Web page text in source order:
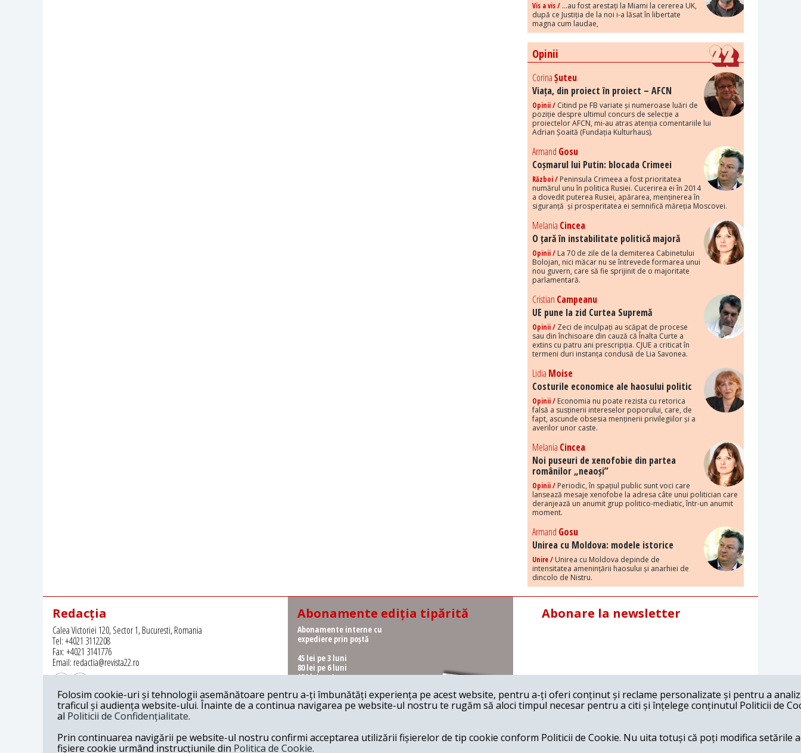
Vis a vis / ...au fost arestați la Miami la cererea UK,
după ce Justiția de la noi i-a lăsat în libertate
magna cum laudae,
Opinii
CorinaȘuteu
Viața, din proiect în proiect – AFCN
Opinii / Citind pe FB variate și numeroase luări de
poziție despre ultimul concurs de selecție a
proiectelor AFCN, mi-au atras atenția comentariile lui
Adrian Șoaită (Fundația Kulturhaus).
Armand Gosu
Coșmarul lui Putin: blocada Crimeei
Război / Peninsula Crimeea a fost prioritatea
numărul unu în politica Rusiei. Cucerirea ei în 2014
a dovedit puterea Rusiei, apărarea, menținerea în
siguranță și prosperitatea ei semnifică măreția Moscovei.
Melania Cincea
O țară în instabilitate politică majoră
Opinii / La 70 de zile de la demiterea Cabinetului
Bolojan, nici măcar nu se întrevede formarea unui
nou guvern, care să fie sprijinit de o majoritate
parlamentară.
Cristian Campeanu
UE pune la zid Curtea Supremă
Opinii / Zeci de inculpați au scăpat de procese
sau din închisoare din cauză că Înalta Curte a
extins cu patru ani prescripția. CJUE a criticat în
termeni duri instanța condusă de Lia Savonea.
Lidia Moise
Costurile economice ale haosului politic
Opinii / Economia nu poate rezista cu retorica
falsă a susținerii intereselor poporului, care, de
fapt, ascunde obsesia menținerii privilegiilor și a
averilor unor caste.
Melania Cincea
Noi puseuri de xenofobie din partea
românilor „neaoși”
Opinii / Periodic, în spațiul public sunt voci care
lansează mesaje xenofobe la adresa câte unui politician care
deranjează un anumit grup politico-mediatic, într-un anumit
moment.
Armand Gosu
Unirea cu Moldova: modele istorice
Unire / Unirea cu Moldova depinde de
intensitatea amenințării haosului și anarhiei de
dincolo de Nistru.
Redacția
Calea Victoriei 120, Sector 1, Bucuresti, Romania
Tel: +4021 3112208
Fax: +4021 3141776
Email: redactia@revista22.ro
Revista 22 este editata de
Abonamente ediția tipărită
Abonamente interne cu
expediere prin poștă
45 lei pe 3 luni
80 lei pe 6 luni
150 lei pe 1 an
Abonamente interne cu
ridicare de la redacție
62 lei pe 6 luni
115 lei pe 1 an
Abonare la newsletter
Folosim cookie-uri și tehnologii asemănătoare pentru a-ți îmbunătăți experiența pe acest website, pentru a-ți oferi conținut și reclame personalizate și pentru a
traficul și audiența website-ului. Înainte de a continua navigarea pe website-ul nostru te rugăm să aloci timpul necesar pentru a citi și înțelege conținutul Politicii de
al Politicii de Confidențialitate.
Prin continuarea navigării pe website-ul nostru confirmi acceptarea utilizării fișierelor de tip cookie conform Politicii de Cookie. Nu uita totuși că poți modifica setările
fișiere cookie urmând instrucțiunile din Politica de Cookie.